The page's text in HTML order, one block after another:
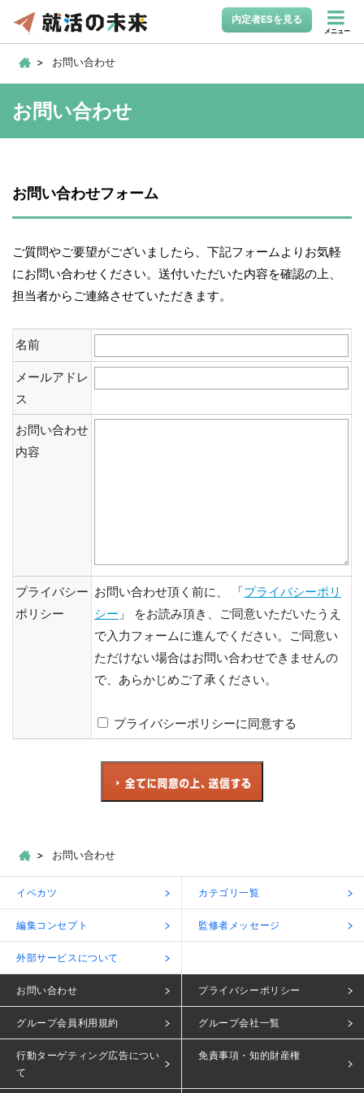
内定者ESを見る
メニュー
お問い合わせ
お問い合わせ
お問い合わせフォーム
ご質問やご要望がございましたら、下記フォームよりお気軽
にお問い合わせください。送付いただいた内容を確認の上、
担当者からご連絡させていただきます。
名前
メールアドレ
ス
お問い合わせ
内容
プライバシー
ポリシー
お問い合わせ頂く前に、 「プライバシーポリ
シー 」 をお読み頂き、ご同意いただいたうえ
で入力フォームに進んでください。ご同意い
ただけない場合はお問い合わせできませんの
で、あらかじめご了承ください。
プライバシーポリシーに同意する
お問い合わせ
イベカツ カテゴリ一覧
編集コンセプト 監修者メッセージ
外部サービスについて
お問い合わせ プライバシーポリシー
グループ会員利用規約 グループ会社一覧
行動ターゲティング広告につい
て
免責事項・知的財産権